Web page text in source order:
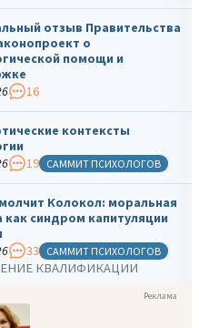
отзыв Правительства
о
помощи и
16
контексты
19 САММИТ ПСИХОЛОГОВ
Колокол: моральная
как синдром капитуляции
33 САММИТ ПСИХОЛОГОВ
КВАЛИФИКАЦИИ
Реклама